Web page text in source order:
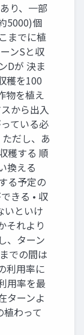
り、一部
5000)個
までに植
ンSと収
Dが 決ま
穫を100
物を植え
から出入
ている必
だし、あ
穫する 順
換える
る予定の
きる • 収
いといけ
それより
、ターン
での間は
利用率に
用率を最
ターンよ
植わって